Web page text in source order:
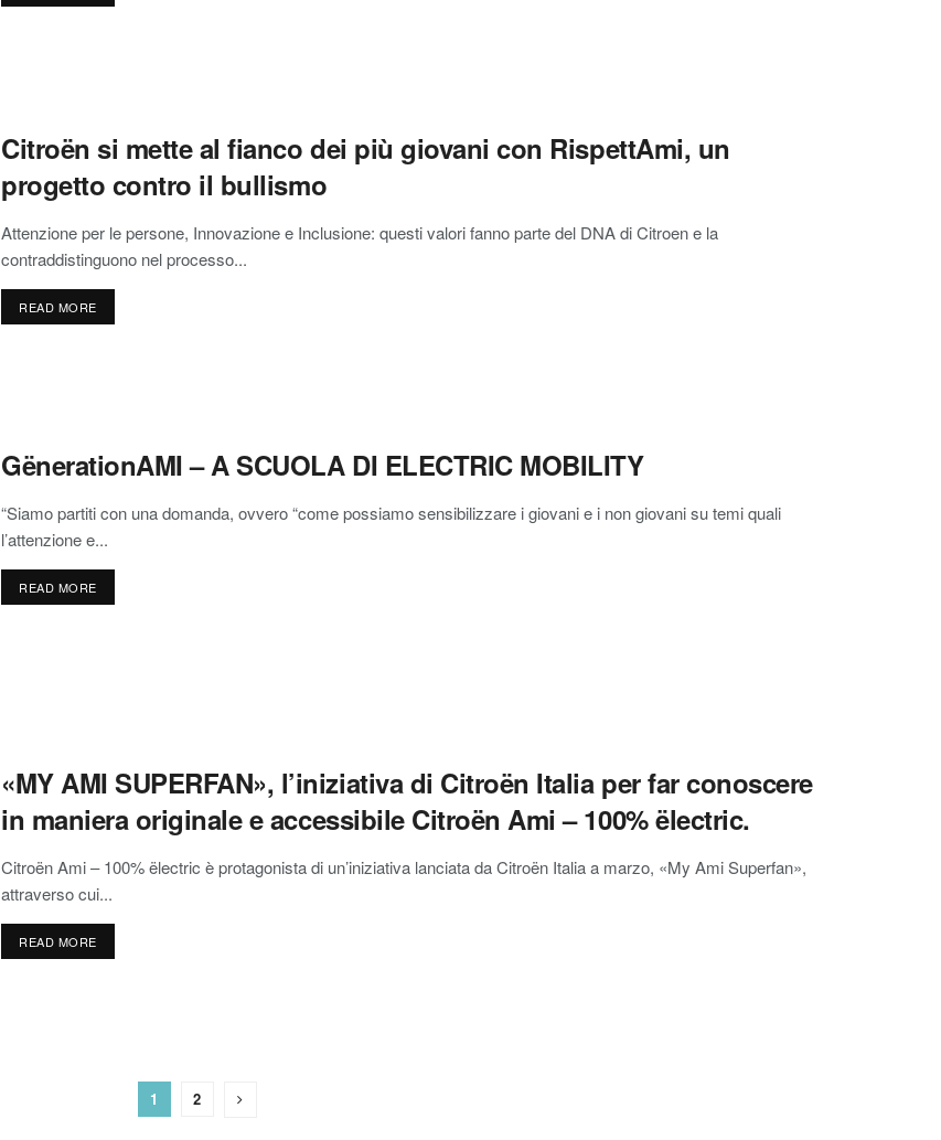
Citroën si mette al fianco dei più giovani con RispettAmi, un
progetto contro il bullismo
Attenzione per le persone, Innovazione e Inclusione: questi valori fanno parte del DNA di Citroen e la
contraddistinguono nel processo...
READ MORE
GënerationAMI – A SCUOLA DI ELECTRIC MOBILITY
“Siamo partiti con una domanda, ovvero “come possiamo sensibilizzare i giovani e i non giovani su temi quali
l’attenzione e...
READ MORE
«MY AMI SUPERFAN», l’iniziativa di Citroën Italia per far conoscere
in maniera originale e accessibile Citroën Ami – 100% ëlectric.
Citroën Ami – 100% ëlectric è protagonista di un’iniziativa lanciata da Citroën Italia a marzo, «My Ami Superfan»,
attraverso cui...
READ MORE
1 2